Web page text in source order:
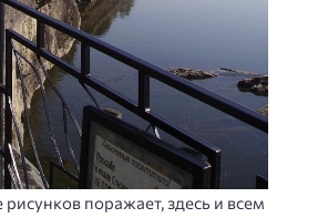
поражает, здесь и всем